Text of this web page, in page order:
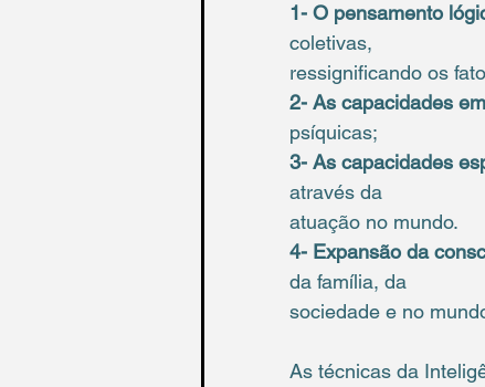
1- O pensamento
coletivas,
ressignificando os
2- As capacidades
psíquicas;
3- As capacidades
através da
atuação no mundo.
4- Expansão da
da família, da
sociedade e no
As técnicas da